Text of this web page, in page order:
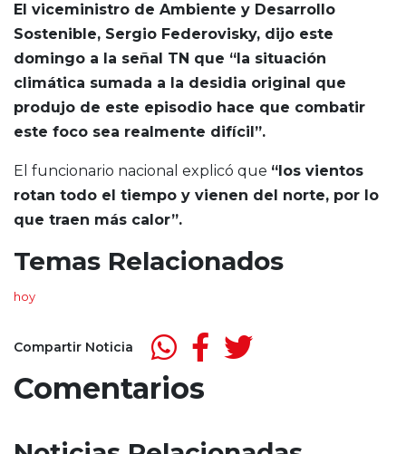
El viceministro de Ambiente y Desarrollo
Sostenible, Sergio Federovisky, dijo este
domingo a la señal TN que “la situación
climática sumada a la desidia original que
produjo de este episodio hace que combatir
este foco sea realmente difícil”.
El funcionario nacional explicó que “los vientos
rotan todo el tiempo y vienen del norte, por lo
que traen más calor”.
Temas Relacionados
hoy
Compartir Noticia
Comentarios